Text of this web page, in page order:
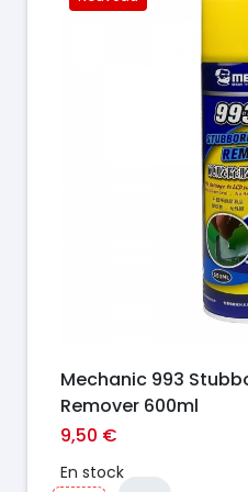
Mechanic 993
Remover 600ml
9,50 €
En stock